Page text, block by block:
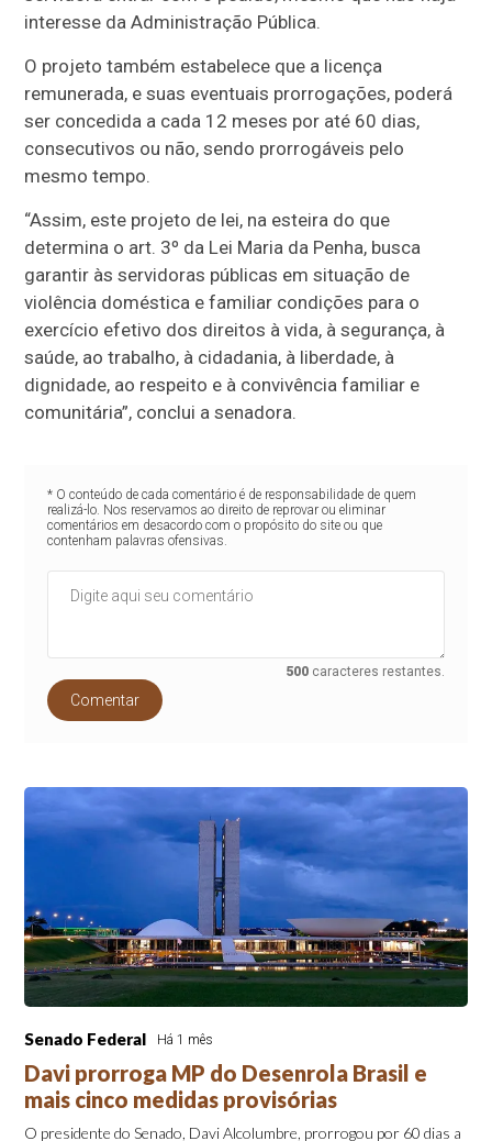
interesse da Administração Pública.
O projeto também estabelece que a licença
remunerada, e suas eventuais prorrogações, poderá
ser concedida a cada 12 meses por até 60 dias,
consecutivos ou não, sendo prorrogáveis pelo
mesmo tempo.
“Assim, este projeto de lei, na esteira do que
determina o art. 3º da Lei Maria da Penha, busca
garantir às servidoras públicas em situação de
violência doméstica e familiar condições para o
exercício efetivo dos direitos à vida, à segurança, à
saúde, ao trabalho, à cidadania, à liberdade, à
dignidade, ao respeito e à convivência familiar e
comunitária”, conclui a senadora.
* O conteúdo de cada comentário é de responsabilidade de quem
realizá-lo. Nos reservamos ao direito de reprovar ou eliminar
comentários em desacordo com o propósito do site ou que
contenham palavras ofensivas.
500 caracteres restantes.
Comentar
Senado Federal Há 1 mês
Davi prorroga MP do Desenrola Brasil e
mais cinco medidas provisórias
O presidente do Senado, Davi Alcolumbre, prorrogou por 60 dias a